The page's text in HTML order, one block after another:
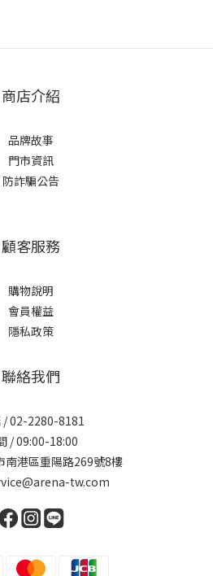
商店介紹
品牌故事
門市資訊
防詐騙公告
顧客服務
購物說明
會員權益
隱私政策
聯絡我們
/ 02-2280-8181
/ 09:00-18:00
南港區重陽路269號8樓
tw.com